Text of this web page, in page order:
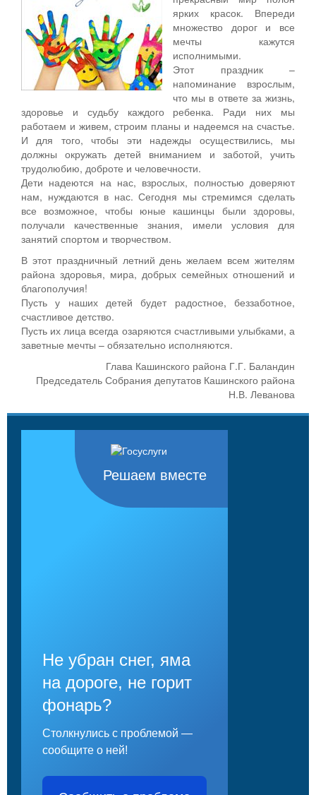
ярких красок. Впереди
множество дорог и все
мечты кажутся
исполнимыми.
Этот праздник –
напоминание взрослым,
что мы в ответе за жизнь,
здоровье и судьбу каждого ребенка. Ради них мы
работаем и живем, строим планы и надеемся на счастье.
И для того, чтобы эти надежды осуществились, мы
должны окружать детей вниманием и заботой, учить
трудолюбию, доброте и человечности.
Дети надеются на нас, взрослых, полностью доверяют
нам, нуждаются в нас. Сегодня мы стремимся сделать
все возможное, чтобы юные кашинцы были здоровы,
получали качественные знания, имели условия для
занятий спортом и творчеством.
В этот праздничный летний день желаем всем жителям
района здоровья, мира, добрых семейных отношений и
благополучия!
Пусть у наших детей будет радостное, беззаботное,
счастливое детство.
Пусть их лица всегда озаряются счастливыми улыбками, а
заветные мечты – обязательно исполняются.
Глава Кашинского района Г.Г. Баландин
Председатель Собрания депутатов Кашинского района
Н.В. Леванова
Решаем вместе
Не убран снег, яма
на дороге, не горит
фонарь?
Столкнулись с проблемой —
сообщите о ней!